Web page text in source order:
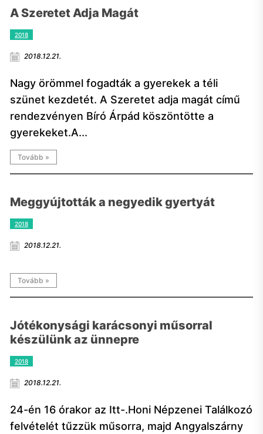
A Szeretet Adja Magát
2018
2018.12.21.
Nagy örömmel fogadták a gyerekek a téli
szünet kezdetét. A Szeretet adja magát című
rendezvényen Bíró Árpád köszöntötte a
gyerekeket.A...
Tovább »
Meggyújtották a negyedik gyertyát
2018
2018.12.21.
Tovább »
Jótékonysági karácsonyi műsorral
készülünk az ünnepre
2018
2018.12.21.
24-én 16 órakor az Itt-.Honi Népzenei Találkozó
felvételét tűzzük műsorra, majd Angyalszárny